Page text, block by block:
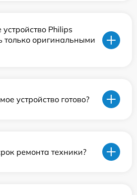
Philips
только оригинальными
устройство готово?
ремонта техники?